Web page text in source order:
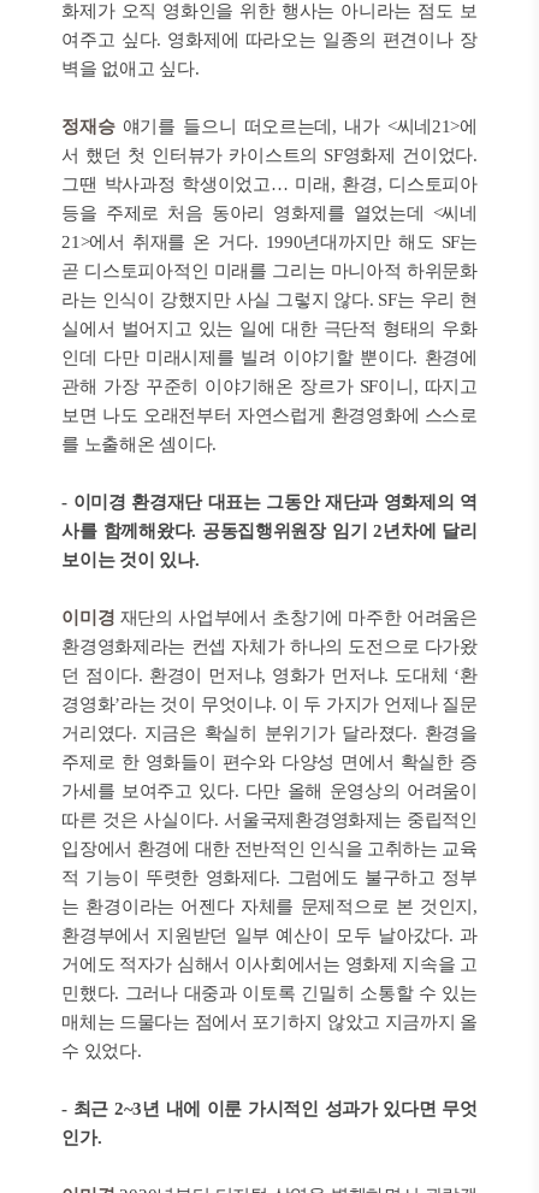
화제가 오직 영화인을 위한 행사는 아니라는 점도 보
여주고 싶다. 영화제에 따라오는 일종의 편견이나 장
벽을 없애고 싶다.
정재승얘기를 들으니 떠오르는데, 내가 <씨네21>에
서 했던 첫 인터뷰가 카이스트의 SF영화제 건이었다.
그땐 박사과정 학생이었고… 미래, 환경, 디스토피아
등을 주제로 처음 동아리 영화제를 열었는데 <씨네
21>에서 취재를 온 거다. 1990년대까지만 해도 SF는
곧 디스토피아적인 미래를 그리는 마니아적 하위문화
라는 인식이 강했지만 사실 그렇지 않다. SF는 우리 현
실에서 벌어지고 있는 일에 대한 극단적 형태의 우화
인데 다만 미래시제를 빌려 이야기할 뿐이다. 환경에
관해 가장 꾸준히 이야기해온 장르가 SF이니, 따지고
보면 나도 오래전부터 자연스럽게 환경영화에 스스로
를 노출해온 셈이다.
- 이미경 환경재단 대표는 그동안 재단과 영화제의 역
사를 함께해왔다. 공동집행위원장 임기 2년차에 달리
보이는 것이 있나.
이미경 재단의 사업부에서 초창기에 마주한 어려움은
환경영화제라는 컨셉 자체가 하나의 도전으로 다가왔
던 점이다. 환경이 먼저냐, 영화가 먼저냐. 도대체 ‘환
경영화’라는 것이 무엇이냐. 이 두 가지가 언제나 질문
거리였다. 지금은 확실히 분위기가 달라졌다. 환경을
주제로 한 영화들이 편수와 다양성 면에서 확실한 증
가세를 보여주고 있다. 다만 올해 운영상의 어려움이
따른 것은 사실이다. 서울국제환경영화제는 중립적인
입장에서 환경에 대한 전반적인 인식을 고취하는 교육
적 기능이 뚜렷한 영화제다. 그럼에도 불구하고 정부
는 환경이라는 어젠다 자체를 문제적으로 본 것인지,
환경부에서 지원받던 일부 예산이 모두 날아갔다. 과
거에도 적자가 심해서 이사회에서는 영화제 지속을 고
민했다. 그러나 대중과 이토록 긴밀히 소통할 수 있는
매체는 드물다는 점에서 포기하지 않았고 지금까지 올
수 있었다.
- 최근 2~3년 내에 이룬 가시적인 성과가 있다면 무엇
인가.